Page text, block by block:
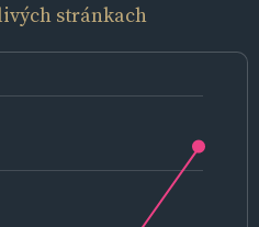
stránkach